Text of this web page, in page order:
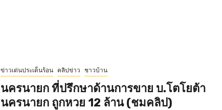
ข่าวเด่นประเด็นร้อน คลิปข่าว ชาวบ้าน
นครนายก ที่ปรึกษาด้านการขาย บ.โตโยต้า
นครนายก ถูกหวย 12 ล้าน (ชมคลิป)